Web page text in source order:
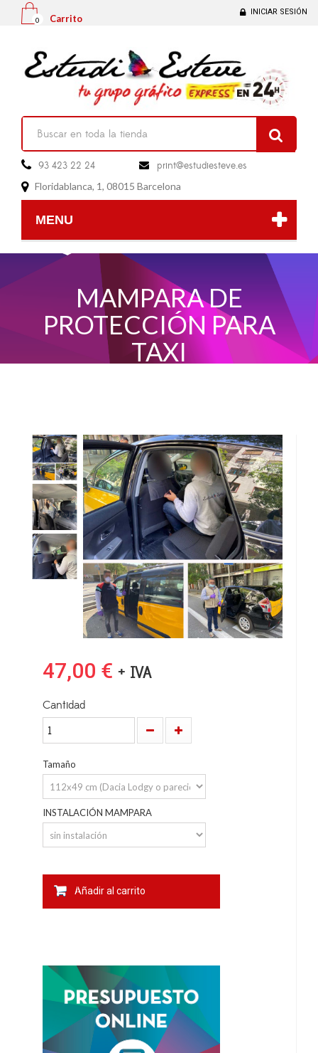
INICIAR SESIÓN
0 Carrito
 93 423 22 24 
print@estudiesteve.es
 Floridablanca, 1, 08015 Barcelona
MENU
MAMPARA DE
PROTECCIÓN PARA
TAXI
47,00 € + IVA
Cantidad
Tamaño
INSTALACIÓN MAMPARA
Añadir al carrito